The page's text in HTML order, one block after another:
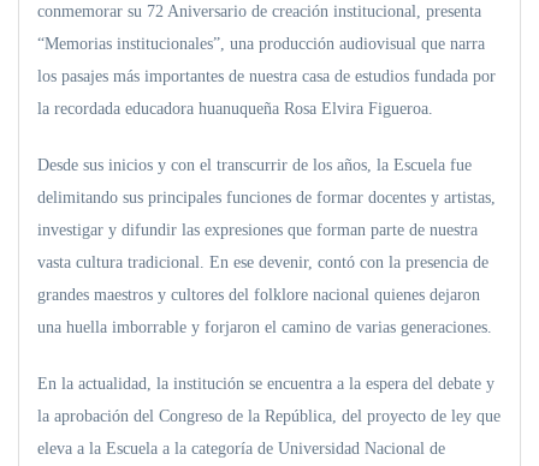
conmemorar su 72 Aniversario de creación institucional, presenta
“Memorias institucionales”, una producción audiovisual que narra
los pasajes más importantes de nuestra casa de estudios fundada por
la recordada educadora huanuqueña Rosa Elvira Figueroa.
Desde sus inicios y con el transcurrir de los años, la Escuela fue
delimitando sus principales funciones de formar docentes y artistas,
investigar y difundir las expresiones que forman parte de nuestra
vasta cultura tradicional. En ese devenir, contó con la presencia de
grandes maestros y cultores del folklore nacional quienes dejaron
una huella imborrable y forjaron el camino de varias generaciones.
En la actualidad, la institución se encuentra a la espera del debate y
la aprobación del Congreso de la República, del proyecto de ley que
eleva a la Escuela a la categoría de Universidad Nacional de